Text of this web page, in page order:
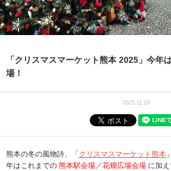
「クリスマスマーケット熊本 2025」今年
場！
2025.11.19
熊本の冬の風物詩、「 クリスマスマーケット熊本
年はこれまでの 熊本駅会場／花畑広場会場 に加え